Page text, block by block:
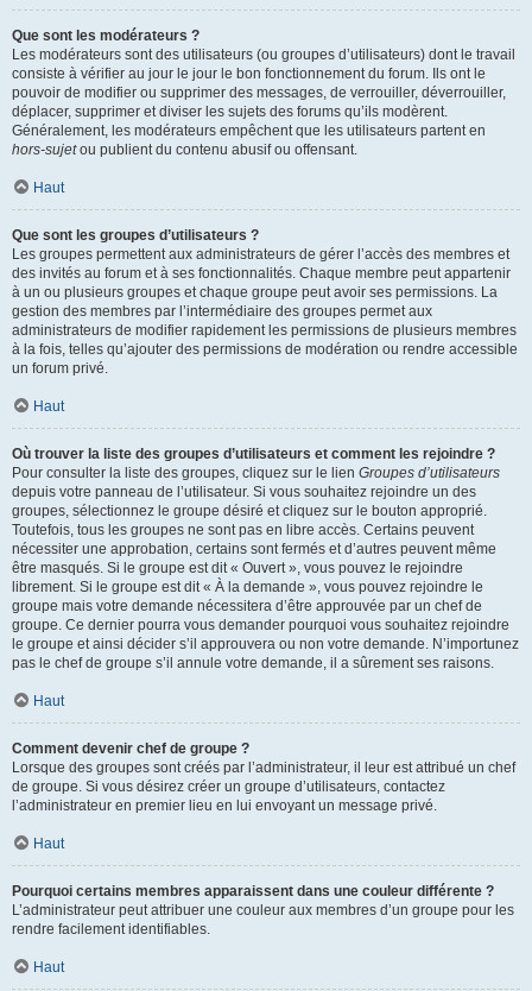
Que sont les modérateurs ?
Les modérateurs sont des utilisateurs (ou groupes d’utilisateurs) dont le travail
consiste à vérifier au jour le jour le bon fonctionnement du forum. Ils ont le
pouvoir de modifier ou supprimer des messages, de verrouiller, déverrouiller,
déplacer, supprimer et diviser les sujets des forums qu’ils modèrent.
Généralement, les modérateurs empêchent que les utilisateurs partent en
hors-sujetou publient du contenu abusif ou offensant.
Haut
Que sont les groupes d’utilisateurs ?
Les groupes permettent aux administrateurs de gérer l’accès des membres et
des invités au forum et à ses fonctionnalités. Chaque membre peut appartenir
à un ou plusieurs groupes et chaque groupe peut avoir ses permissions. La
gestion des membres par l’intermédiaire des groupes permet aux
administrateurs de modifier rapidement les permissions de plusieurs membres
à la fois, telles qu’ajouter des permissions de modération ou rendre accessible
un forum privé.
Haut
Où trouver la liste des groupes d’utilisateurs et comment les rejoindre ?
Pour consulter la liste des groupes, cliquez sur le lien Groupes d’utilisateurs
depuis votre panneau de l’utilisateur. Si vous souhaitez rejoindre un des
groupes, sélectionnez le groupe désiré et cliquez sur le bouton approprié.
Toutefois, tous les groupes ne sont pas en libre accès. Certains peuvent
nécessiter une approbation, certains sont fermés et d’autres peuvent même
être masqués. Si le groupe est dit « Ouvert », vous pouvez le rejoindre
librement. Si le groupe est dit « À la demande », vous pouvez rejoindre le
groupe mais votre demande nécessitera d’être approuvée par un chef de
groupe. Ce dernier pourra vous demander pourquoi vous souhaitez rejoindre
le groupe et ainsi décider s’il approuvera ou non votre demande. N’importunez
pas le chef de groupe s’il annule votre demande, il a sûrement ses raisons.
Haut
Comment devenir chef de groupe ?
Lorsque des groupes sont créés par l’administrateur, il leur est attribué un chef
de groupe. Si vous désirez créer un groupe d’utilisateurs, contactez
l’administrateur en premier lieu en lui envoyant un message privé.
Haut
Pourquoi certains membres apparaissent dans une couleur différente ?
L’administrateur peut attribuer une couleur aux membres d’un groupe pour les
rendre facilement identifiables.
Haut